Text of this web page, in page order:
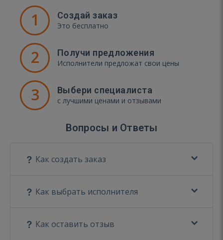
1 Создай заказ
Это бесплатно
2 Получи предложения
Исполнители предложат свои цены
3 Выбери специалиста
с лучшими ценами и отзывами
Вопросы и Ответы
Как создать заказ
Как выбрать исполнителя
Как оставить отзыв